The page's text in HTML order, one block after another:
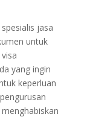
jasa
untuk
yang ingin
keperluan